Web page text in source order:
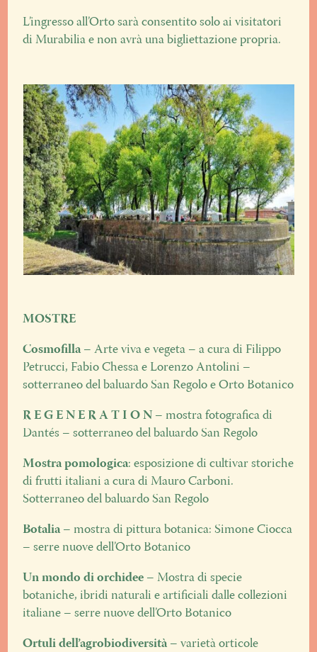
L’ingresso all’Orto sarà consentito solo ai visitatori
di Murabilia e non avrà una bigliettazione propria.
MOSTRE
Cosmofilla – Arte viva e vegeta – a cura di Filippo
Petrucci, Fabio Chessa e Lorenzo Antolini –
sotterraneo del baluardo San Regolo e Orto Botanico
R E G E N E R A T I O N – mostra fotografica di
Dantés – sotterraneo del baluardo San Regolo
Mostra pomologica: esposizione di cultivar storiche
di frutti italiani a cura di Mauro Carboni.
Sotterraneo del baluardo San Regolo
Botalia – mostra di pittura botanica: Simone Ciocca
– serre nuove dell’Orto Botanico
Un mondo di orchidee – Mostra di specie
botaniche, ibridi naturali e artificiali dalle collezioni
italiane – serre nuove dell’Orto Botanico
Ortuli dell’agrobiodiversità – varietà orticole